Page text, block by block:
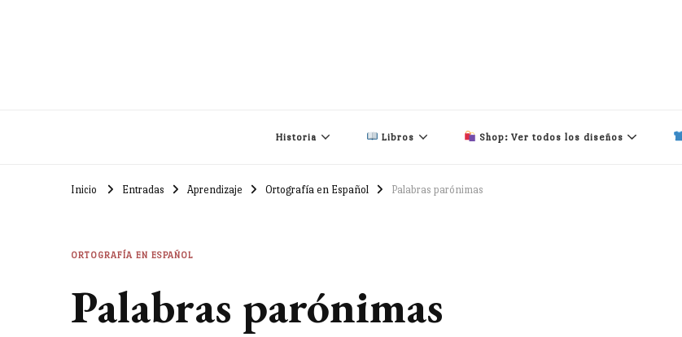
Historia Libros Shop: Ver todos los diseños
Inicio Entradas Aprendizaje Ortografía en Español Palabras parónimas
ORTOGRAFÍA EN ESPAÑOL
Palabras parónimas